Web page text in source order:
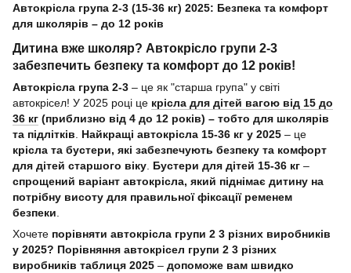
Автокрісла група 2-3 (15-36 кг) 2025: Безпека та комфорт
для школярів – до 12 років
Дитина вже школяр? Автокрісло групи 2-3
забезпечить безпеку та комфорт до 12 років!
Автокрісла група 2-3 – це як "старша група" у світі
автокрісел! У 2025 році це крісла для дітей вагою від 15 до
36 кг (приблизно від 4 до 12 років) – тобто для школярів
та підлітків
Найкращі автокрісла 15-36 кг у 2025 – це
крісла та бустери, які забезпечують безпеку та комфорт
для дітей старшого віку Бустери для дітей 15-36 кг –
спрощений варіант автокрісла, який піднімає дитину на
потрібну висоту для правильної фіксації ременем
безпеки
Хочете порівняти автокрісла групи 2 3 різних виробників
у 2025? Порівняння автокрісел групи 2 3 різних
виробників таблиця 2025 – допоможе вам швидко